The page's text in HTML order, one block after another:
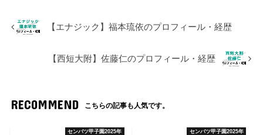
【エナジック】福本琉依のプロフィール・経歴
【西短大附】佐藤仁のプロフィール・経歴
RECOMMEND こちらの記事も人気です。
センバツ甲子園2025年 センバツ甲子園2025年